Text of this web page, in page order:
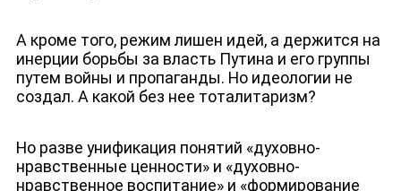
А кроме того, режим лишен идей, а держится на
инерции борьбы за власть Путина и его группы
путем войны и пропаганды. Но идеологии не
создал. А какой без нее тоталитаризм?
Но разве унификация понятий «духовно-
нравственные ценности» и «духовно-
нравственное воспитание» и «формирование